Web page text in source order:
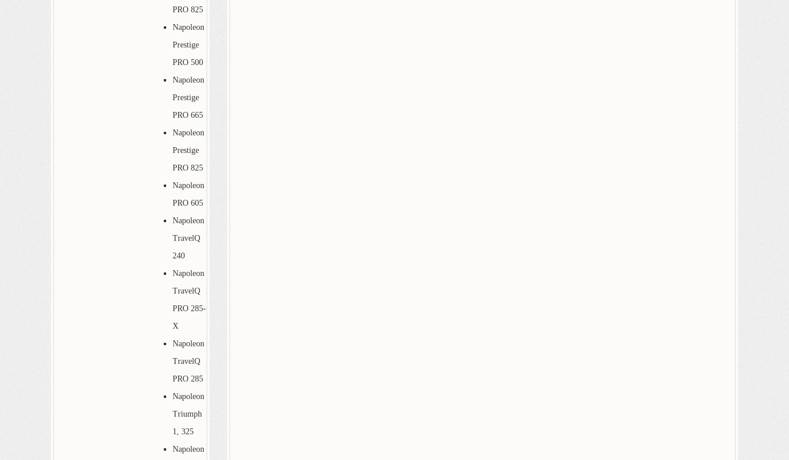
PRO 825
Napoleon
Prestige
PRO 500
Napoleon
Prestige
PRO 665
Napoleon
Prestige
PRO 825
Napoleon
PRO 605
Napoleon
TravelQ
240
Napoleon
TravelQ
PRO 285-
X
Napoleon
TravelQ
PRO 285
Napoleon
Triumph
1, 325
Napoleon